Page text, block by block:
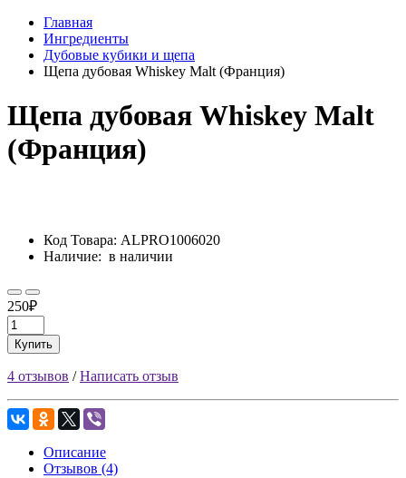
Главная
Ингредиенты
Дубовые кубики и щепа
Щепа дубовая Whiskey Malt (Франция)
Щепа дубовая Whiskey Malt
(Франция)
Код Товара: ALPRO1006020
Наличие: в наличии
250₽
Купить
4 отзывов /Написать отзыв
Описание
Отзывов (4)